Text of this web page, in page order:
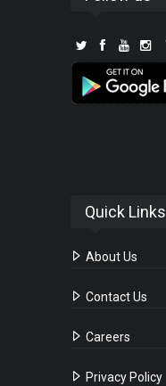
Quick Links
About Us
Contact Us
Careers
Privacy Policy